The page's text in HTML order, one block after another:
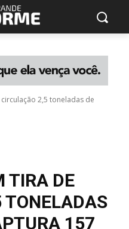
2,5 toneladas de
TIRA DE
TONELADAS
157